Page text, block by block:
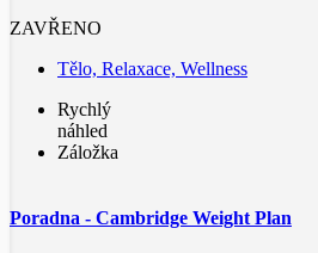
ZAVŘENO
Tělo, Relaxace, Wellness
Rychlý
náhled
Záložka
Poradna - Cambridge Weight Plan